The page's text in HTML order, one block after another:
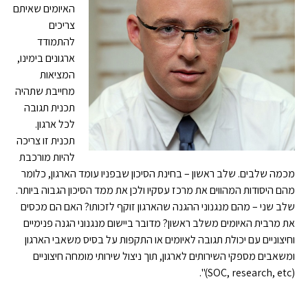
האיומים שאיתם
צריכים
להתמודד
ארגונים בימינו,
המציאות
מחייבת שתהיה
תכנית תגובה
לכל ארגון.
תכנית זו צריכה
להיות מורכבת
מכמה שלבים. שלב ראשון – בחינת הסיכון שבפניו עומד הארגון, כלומר
מהם היסודות המהווים את מרכז עסקיו ולכן את ממד הסיכון הגבוה ביותר.
שלב שני – מהם מנגנוני ההגנה שהארגון זוקף לזכותו? האם הם מכסים
את מרבית האיומים משלב ראשון? מדובר ביישום מנגנוני הגנה פנימיים
וחיצוניים עם יכולת תגובה לאיומים או התקפות על בסיס משאבי הארגון
ומשאבים מספקי השירותים לארגון, תוך ניצול שירותי מומחה חיצוניים
(SOC, research, etc)".